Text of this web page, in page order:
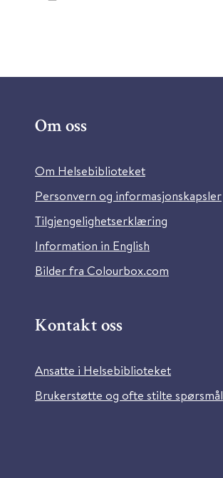
Om oss
Om Helsebiblioteket
Personvern og informasjonskapsler
Tilgjengelighetserklæring
Information in English
Bilder fra Colourbox.com
Kontakt oss
Ansatte i Helsebiblioteket
Brukerstøtte og ofte stilte spørsmål